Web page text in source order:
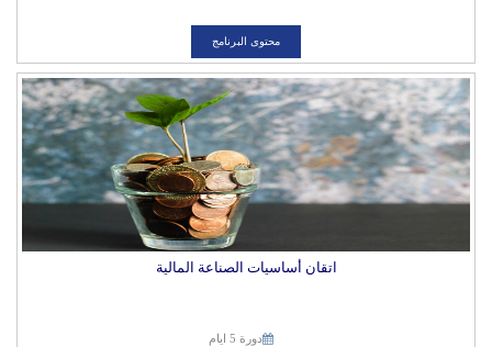
محتوى البرنامج
اتقان أساسيات الصناعة المالية
دورة 5 ايام